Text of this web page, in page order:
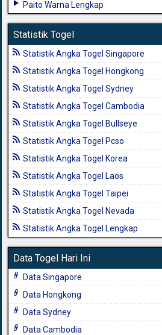
Paito Warna Lengkap
Statistik Togel
Statistik Angka Togel Singapore
Statistik Angka Togel Hongkong
Statistik Angka Togel Sydney
Statistik Angka Togel Cambodia
Statistik Angka Togel Bullseye
Statistik Angka Togel Pcso
Statistik Angka Togel Korea
Statistik Angka Togel Laos
Statistik Angka Togel Taipei
Statistik Angka Togel Nevada
Statistik Angka Togel Lengkap
Data Togel Hari Ini
Data Singapore
Data Hongkong
Data Sydney
Data Cambodia